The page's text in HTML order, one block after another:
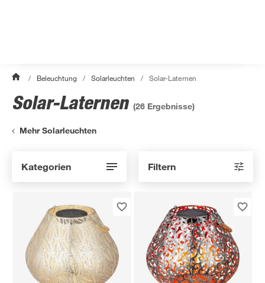
/ Beleuchtung / Solarleuchten / Solar-Laternen
Solar-Laternen (26 Ergebnisse)
Mehr Solarleuchten
Kategorien Filtern